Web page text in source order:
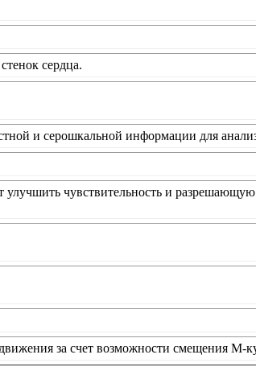
сердца.
и серошкальной информации для
чувствительность и
за счет возможности смещения М-